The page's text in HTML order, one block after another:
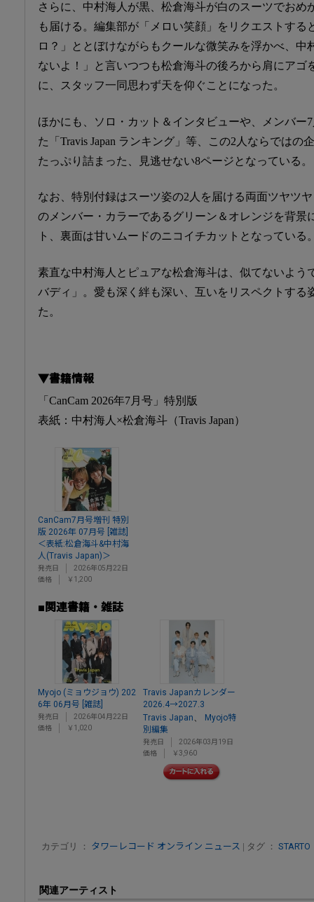
さらに、中村海人が黒、松倉海斗が白のスーツでおめ
も届ける。編集部が「メロい笑顔」をリクエストする
ロ？」ととぼけながらもクールな微笑みを浮かべ、中
ないよ！」と言いつつも松倉海斗の後ろから肩にアゴ
に、スタッフ一同思わず天を仰ぐことになった。
ほかにも、ソロ・カット＆インタビューや、メンバー
た「Travis Japan ランキング」等、この2人ならではの
たっぷり詰まった、見逃せない8ページとなっている。
なお、特別付録はスーツ姿の2人を届ける両面ツヤツ
のメンバー・カラーであるグリーン＆オレンジを背景
ト、裏面は甘いムードのニコイチカットとなっている
素直な中村海人とピュアな松倉海斗は、似てないよう
バディ」。愛も深く絆も深い、互いをリスペクトする
た。
▼書籍情報
「CanCam 2026年7月号」特別版
表紙：中村海人×松倉海斗（Travis Japan）
CanCam7月号増刊 特別
版 2026年 07月号 [雑誌]
＜表紙:松倉海斗&中村海
人(Travis Japan)＞
発売日
2026年05月22日
価格
￥1,200
■関連書籍・雑誌
Myojo (ミョウジョウ) 202
6年 06月号 [雑誌]
発売日
2026年04月22日
価格
￥1,020
Travis Japanカレンダー
2026.4→2027.3
Travis Japan
Myojo特
別編集
発売日
2026年03月19日
価格
￥3,960
カテゴリ ： タワーレコード オンライン ニュース | タグ ： STARTO
関連アーティスト